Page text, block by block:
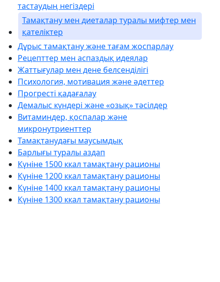
тастаудың негіздері
Тамақтану мен диеталар туралы мифтер мен
қателіктер
Дұрыс тамақтану және тағам жоспарлау
Рецепттер мен аспаздық идеялар
Жаттығулар мен дене белсенділігі
Психология, мотивация және әдеттер
Прогресті қадағалау
Демалыс күндері және «озық» тәсілдер
Витаминдер, қоспалар және
микронутриенттер
Тамақтанудағы маусымдық
Барлығы туралы аздап
Күніне 1500 ккал тамақтану рационы
Күніне 1200 ккал тамақтану рационы
Күніне 1400 ккал тамақтану рационы
Күніне 1300 ккал тамақтану рационы